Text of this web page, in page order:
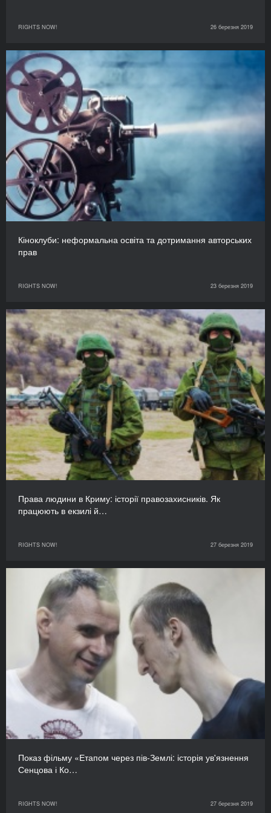
RIGHTS NOW! 26 березня 2019
Кіноклуби: неформальна освіта та дотримання авторських
прав
RIGHTS NOW! 23 березня 2019
Права людини в Криму: історії правозахисників. Як
працюють в екзилі й…
RIGHTS NOW! 27 березня 2019
Показ фільму «Етапом через пів-Землі: історія ув'язнення
Сенцова і Ко…
RIGHTS NOW! 27 березня 2019